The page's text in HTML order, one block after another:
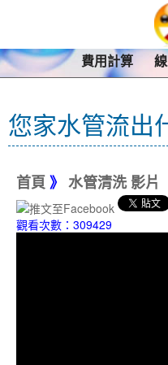
費用計算
您家水管流出
首頁 》 水管清洗 影片
觀看次數：309429